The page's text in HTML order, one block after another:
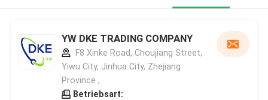
YW DKE TRADING COMPANY
F8 Xinke Road, Choujiang Street,
Yiwu City, Jinhua City, Zhejiang
Province ,
Betriebsart: